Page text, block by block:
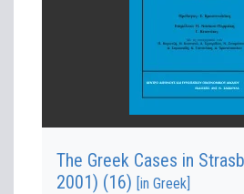
The Greek Cases in
2001) (16) [in Greek]